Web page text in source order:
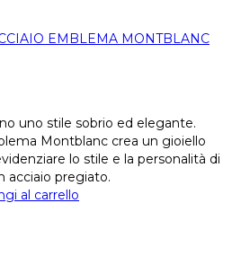
EMBLEMA MONTBLANC
uno stile sobrio ed elegante.
Montblanc crea un gioiello
lo stile e la personalità di
acciaio pregiato.
al carrello